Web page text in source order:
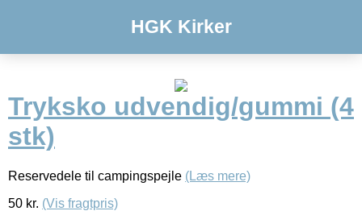
HGK Kirker
Tryksko udvendig/gummi (4
stk)
Reservedele til campingspejle (Læs mere)
50 kr. (Vis fragtpris)